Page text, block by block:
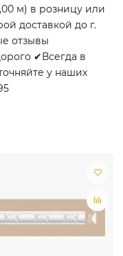
м) в розницу или
доставкой до г.
отзывы
✔Всегда в
у наших